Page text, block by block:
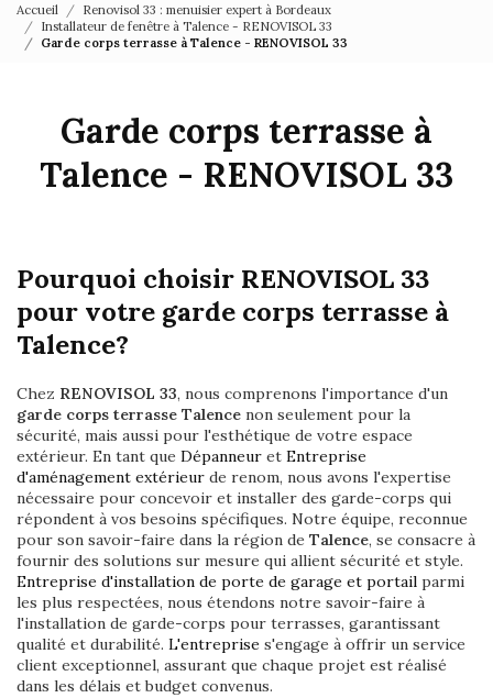
Accueil
Renovisol 33 : menuisier expert à Bordeaux
Installateur de fenêtre à Talence - RENOVISOL 33
Garde corps terrasse à Talence - RENOVISOL 33
Garde corps terrasse à
Talence - RENOVISOL 33
Pourquoi choisir RENOVISOL 33
pour votre garde corps terrasse à
Talence?
Chez RENOVISOL 33, nous comprenons l'importance d'un
garde corps terrasse Talence non seulement pour la
sécurité, mais aussi pour l'esthétique de votre espace
extérieur. En tant que Dépanneur et Entreprise
d'aménagement extérieur de renom, nous avons l'expertise
nécessaire pour concevoir et installer des garde-corps qui
répondent à vos besoins spécifiques. Notre équipe, reconnue
pour son savoir-faire dans la région de Talence, se consacre à
fournir des solutions sur mesure qui allient sécurité et style.
Entreprise d'installation de porte de garage et portail parmi
les plus respectées, nous étendons notre savoir-faire à
l'installation de garde-corps pour terrasses, garantissant
qualité et durabilité. L'entreprise s'engage à offrir un service
client exceptionnel, assurant que chaque projet est réalisé
dans les délais et budget convenus.